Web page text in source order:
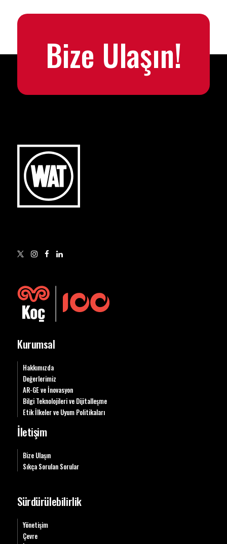
Bize Ulaşın!
Kurumsal
Hakkımızda
Değerlerimiz
AR-GE ve İnovasyon
Bilgi Teknolojileri ve Dijitalleşme
Etik İlkeler ve Uyum Politikaları
İletişim
Bize Ulaşın
Sıkça Sorulan Sorular
Sürdürülebilirlik
Yönetişim
Çevre